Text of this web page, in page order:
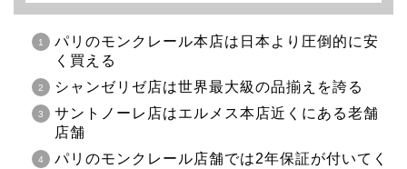
パリのモンクレール本店は日本より圧倒的に安
く買える
シャンゼリゼ店は世界最大級の品揃えを誇る
サントノーレ店はエルメス本店近くにある老舗
店舗
パリのモンクレール店舗では2年保証が付いてく